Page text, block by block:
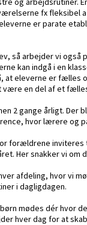
fx fleksibel
er parate
så arbejder vi
kan indgå i en
at eleverne er fælles
en del af et
2 gange årligt. Der
hvor lærere og
forældrene
Her snakker vi
afdeling, hvor vi
i dagligdagen.
mødes dér hvor
hver dag for at